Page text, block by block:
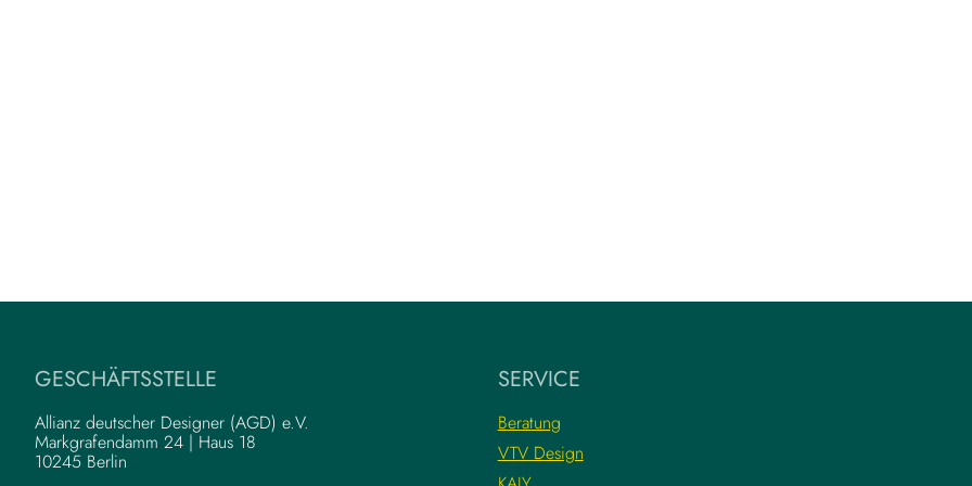
GESCHÄFTSSTELLE
Allianz deutscher Designer (AGD) e.V.
Markgrafendamm 24 | Haus 18
10245 Berlin
SERVICE
Beratung
VTV Design